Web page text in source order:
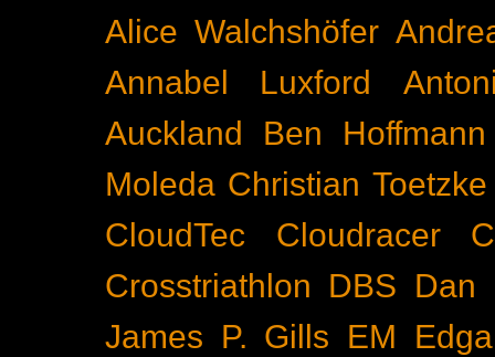
Alice Walchshöfer
Annabel Luxford
Auckland
Ben Hoffmann
Moleda Christian Toetzke
CloudTec
Cloudracer
Crosstriathlon DBS Dan
James P. Gills EM